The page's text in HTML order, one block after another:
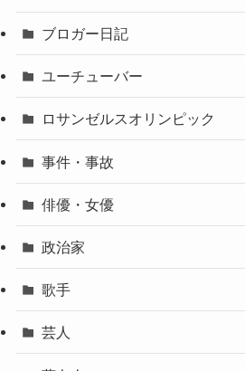
ブロガー日記
ユーチューバー
ロサンゼルスオリンピック
事件・事故
俳優・女優
政治家
歌手
芸人